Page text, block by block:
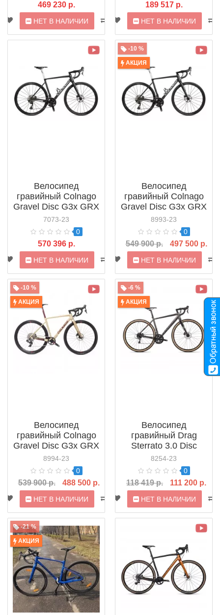
469 230 р.
НЕТ В НАЛИЧИИ
189 517 р.
НЕТ В НАЛИЧИИ
Велосипед
гравийный Colnago
Gravel Disc G3x GRX
810 (2021)
7073-23
0
570 396 р.
НЕТ В НАЛИЧИИ
-10 %
АКЦИЯ
Велосипед
гравийный Colnago
Gravel Disc G3x GRX
820 12V RS370
(2024)
8993-23
0
549 900 р. 497 500 р.
НЕТ В НАЛИЧИИ
-10 %
АКЦИЯ
Велосипед
гравийный Colnago
Gravel Disc G3x GRX
822 12V RR900
(2024)
8994-23
0
539 900 р. 488 500 р.
НЕТ В НАЛИЧИИ
-6 %
АКЦИЯ
Велосипед
гравийный Drag
Sterrato 3.0 Disc
Claris (2022)
8254-23
0
118 419 р. 111 200 р.
НЕТ В НАЛИЧИИ
-21 %
АКЦИЯ